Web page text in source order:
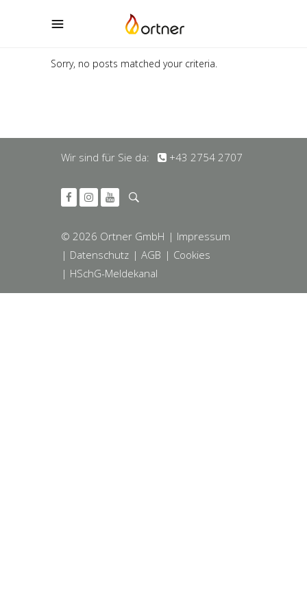
Sorry, no posts matched your criteria.
Wir sind für Sie da: +43 2754 2707
© 2026 Ortner GmbH | Impressum
| Datenschutz | AGB | Cookies
| HSchG-Meldekanal